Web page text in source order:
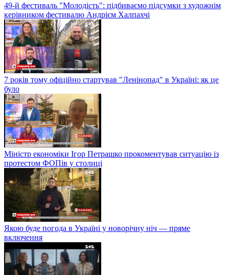
49-й фестиваль "Молодість": підбиваємо підсумки з художнім
керівником фестивалю Андрієм Халпахчі
7 років тому офіційно стартував "Ленінопад" в Україні: як це
було
Міністр економіки Ігор Петрашко прокоментував ситуацію із
протестом ФОПів у столиці
Якою буде погода в Україні у новорічну ніч — пряме
включення